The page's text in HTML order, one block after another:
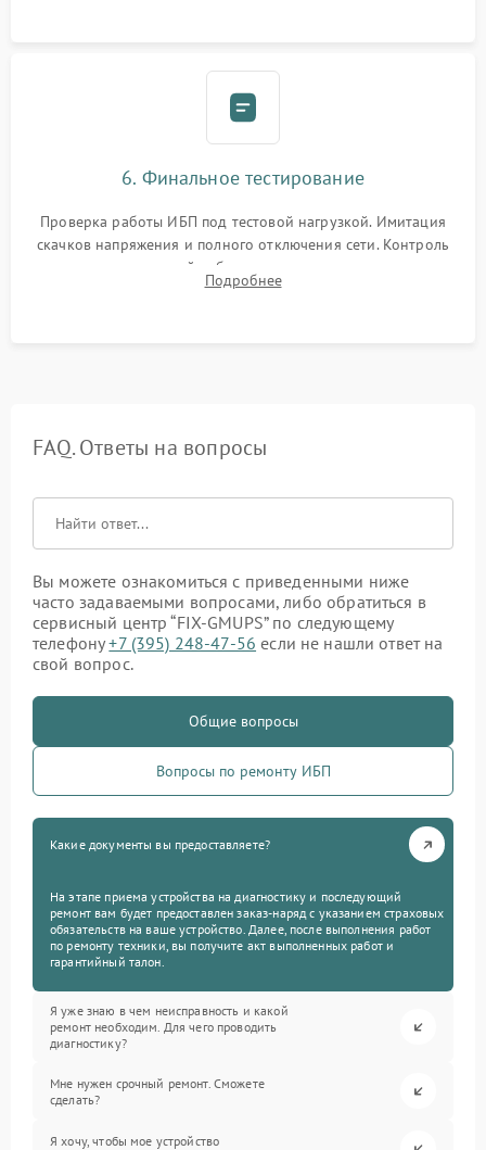
6. Финальное тестирование
Проверка работы ИБП под тестовой нагрузкой. Имитация
скачков напряжения и полного отключения сети. Контроль
времени автономной работы, температурного режима и
корректности формы выходного сигнала.
Подробнее
FAQ. Ответы на вопросы
Вы можете ознакомиться с приведенными ниже
часто задаваемыми вопросами, либо обратиться в
сервисный центр “FIX-GMUPS” по следующему
телефону+7 (395) 248-47-56 если не нашли ответ на
свой вопрос.
Общие вопросы
Вопросы по ремонту ИБП
Какие документы вы предоставляете?
На этапе приема устройства на диагностику и последующий
ремонт вам будет предоставлен заказ-наряд с указанием страховых
обязательств на ваше устройство. Далее, после выполнения работ
по ремонту техники, вы получите акт выполненных работ и
гарантийный талон.
Я уже знаю в чем неисправность и какой
ремонт необходим. Для чего проводить
диагностику?
Мне нужен срочный ремонт. Сможете
сделать?
Я хочу, чтобы мое устройство